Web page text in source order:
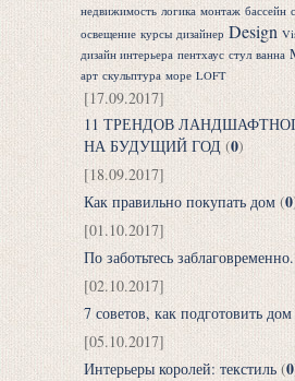
недвижимость логика монтаж бассейн
освещение курсы дизайнер Design
дизайн интерьера пентхаус стул ванна
арт скульптура море LOFT
[17.09.2017]
11 ТРЕНДОВ
НА БУДУЩИЙ ГОД (0)
[18.09.2017]
Как правильно покупать дом (0
[01.10.2017]
По заботьтесь заблаговременно.
[02.10.2017]
7 советов, как подготовить
[05.10.2017]
Интерьеры королей: текстиль (0